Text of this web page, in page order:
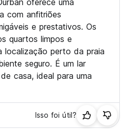
oferece uma
com anfitriões
e prestativos. Os
quartos limpos e
localização perto da praia
seguro. É um lar
casa, ideal para uma
Isso foi útil?